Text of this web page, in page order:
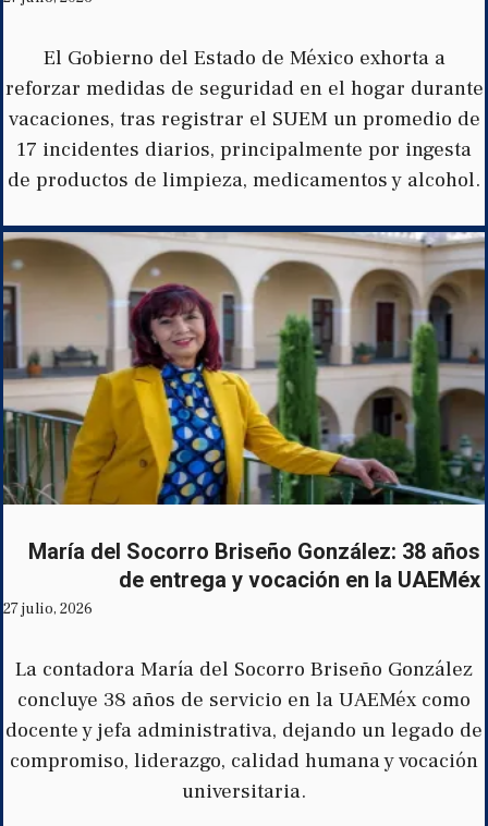
El Gobierno del Estado de México exhorta a
reforzar medidas de seguridad en el hogar durante
vacaciones, tras registrar el SUEM un promedio de
17 incidentes diarios, principalmente por ingesta
de productos de limpieza, medicamentos y alcohol.
María del Socorro Briseño González: 38 años
de entrega y vocación en la UAEMéx
27 julio, 2026
La contadora María del Socorro Briseño González
concluye 38 años de servicio en la UAEMéx como
docente y jefa administrativa, dejando un legado de
compromiso, liderazgo, calidad humana y vocación
universitaria.